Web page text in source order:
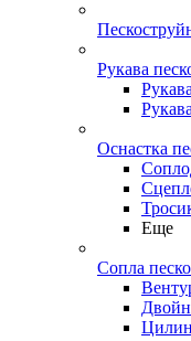
Рукава
Оснастка
Еще
Сопла